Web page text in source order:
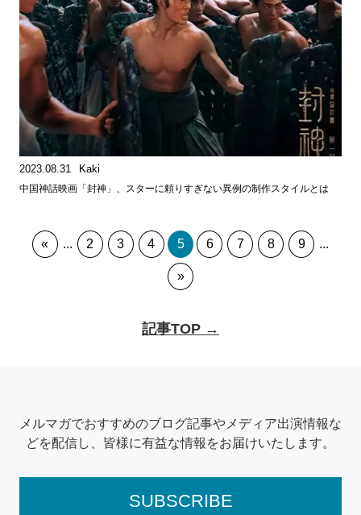
2023.08.31 Kaki
中国神話映画「封神」、スターに頼りすぎない異例の制作スタイルとは
« ... 2 3 4 5 6 7 8 9 ...
»
記事TOP →
メルマガでおすすめのブログ記事やメディア出演情報な
どを配信し、皆様に有益な情報をお届けいたします。
SUBSCRIBE